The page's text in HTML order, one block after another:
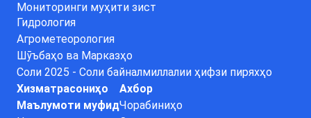
Мониторинги муҳити зист
Гидрология
Агрометеорология
Шӯъбаҳо ва Марказҳо
Соли 2025 - Соли байналмиллалии ҳифзи пиряхҳо
Хизматрасониҳо
Маълумоти муфид
Ахбор
Чорабиниҳо